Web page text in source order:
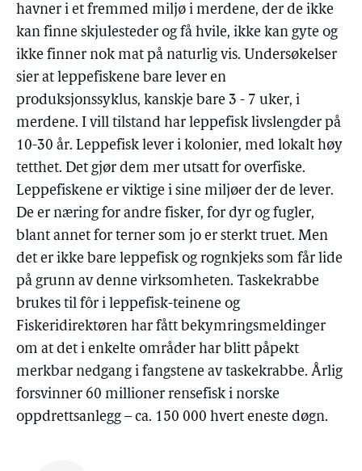
havner i et fremmed miljø i merdene, der de ikke
kan finne skjulesteder og få hvile, ikke kan gyte og
ikke finner nok mat på naturlig vis. Undersøkelser
sier at leppefiskene bare lever en
produksjonssyklus, kanskje bare 3 - 7 uker, i
merdene. I vill tilstand har leppefisk livslengder på
10-30 år. Leppefisk lever i kolonier, med lokalt høy
tetthet. Det gjør dem mer utsatt for overfiske.
Leppefiskene er viktige i sine miljøer der de lever.
De er næring for andre fisker, for dyr og fugler,
blant annet for terner som jo er sterkt truet. Men
det er ikke bare leppefisk og rognkjeks som får lide
på grunn av denne virksomheten. Taskekrabbe
brukes til fôr i leppefisk-teinene og
Fiskeridirektøren har fått bekymringsmeldinger
om at det i enkelte områder har blitt påpekt
merkbar nedgang i fangstene av taskekrabbe. Årlig
forsvinner 60 millioner rensefisk i norske
oppdrettsanlegg – ca. 150 000 hvert eneste døgn.